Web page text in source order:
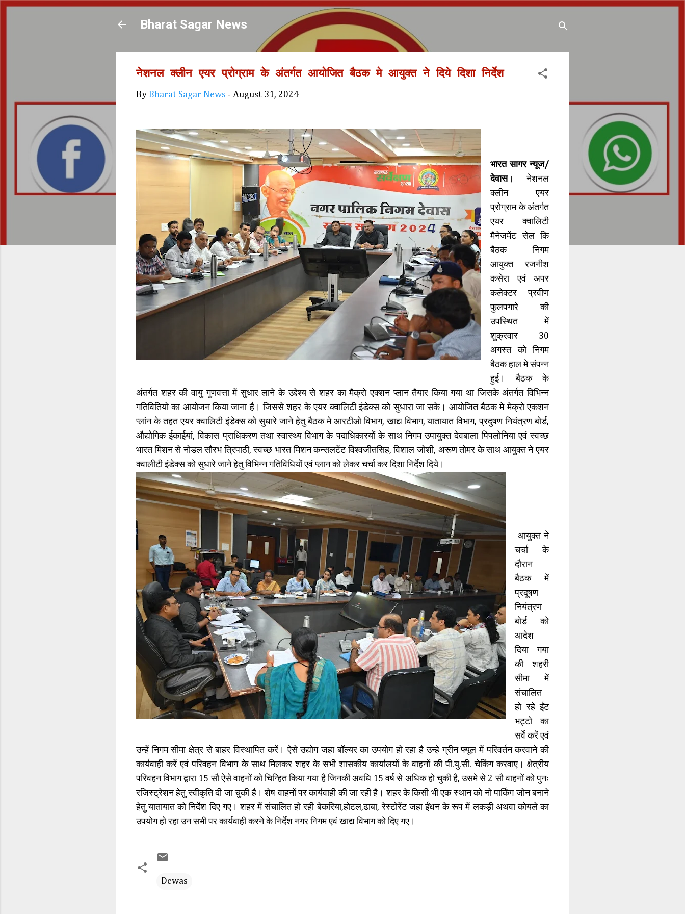
Skip to main content
Bharat Sagar News
नेशनल क्लीन एयर प्रोग्राम के अंतर्गत आयोजित बैठक मे आयुक्त ने दिये दिशा निर्देश
By Bharat Sagar News - August 31, 2024
भारत सागर न्यूज/
देवास। नेशनल
क्लीन एयर
प्रोग्राम के अंतर्गत
एयर क्वालिटी
मैनेजमेंट सेल कि
बैठक निगम
आयुक्त रजनीश
कसेरा एवं अपर
कलेक्टर प्रवीण
फुलपगारे की
उपस्थित में
शुक्रवार 30
अगस्त को निगम
बैठक हाल मे संपन्न
हुई। बैठक के
अंतर्गत शहर की वायु गुणवत्ता में सुधार लाने के उद्देश्य से शहर का मैक्रो एक्शन प्लान तैयार किया गया था जिसके अंतर्गत विभिन्न
गतिवितियो का आयोजन किया जाना है। जिससे शहर के एयर क्वालिटी इंडेक्स को सुधारा जा सके। आयोजित बैठक मे मेक्रो एकशन
प्लांन के तहत एयर क्वालिटी इंडेक्स को सुधारे जाने हेतु बैठक मे आरटीओ विभाग, खाद्य विभाग, यातायात विभाग, प्रदुषण नियंत्रण बोर्ड,
औद्योगिक ईकाईयां, विकास प्राधिकरण तथा स्वास्थ्य विभाग के पदाधिकारयों के साथ निगम उपायुक्त देवबाला पिपलोनिया एवं स्वच्छ
भारत मिशन से नोडल सौरभ त्रिपाठी, स्वच्छ भारत मिशन कन्सलटेंट विश्वजीतसिह, विशाल जोशी, अरूण तोमर के साथ आयुक्त ने एयर
क्वालीटी इंडेक्स को सुधारे जाने हेतु विभिन्न गतिविधियों एवं प्लान को लेकर चर्चा कर दिशा निर्देश दिये।
आयुक्त ने
चर्चा के
दौरान
बैठक में
प्रदूषण
नियंत्रण
बोर्ड को
आदेश
दिया गया
की शहरी
सीमा में
संचालित
हो रहे ईंट
भट्टो का
सर्वे करें एवं
उन्हें निगम सीमा क्षेत्र से बाहर विस्थापित करें। ऐसे उद्योग जहा बॉल्यर का उपयोग हो रहा है उन्हे ग्रीन फ्यूल में परिवर्तन करवाने की
कार्यवाही करें एवं परिवहन विभाग के साथ मिलकर शहर के सभी शासकीय कार्यालयों के वाहनों की पी.यु.सी. चेकिंग करवाए। क्षेत्रीय
परिवहन विभाग द्वारा 15 सौ ऐसे वाहनों को चिन्हित किया गया है जिनकी अवधि 15 वर्ष से अधिक हो चुकी है, उसमे से 2 सौ वाहनों को पुनः
रजिस्ट्रेशन हेतु स्वीकृति दी जा चुकी है। शेष वाहनों पर कार्यवाही की जा रही है। शहर के किसी भी एक स्थान को नो पार्किंग जोन बनाने
हेतु यातायात को निर्देश दिए गए। शहर में संचालित हो रही बेकरिया,होटल,ढाबा, रेस्टोरेंट जहा ईंधन के रूप में लकड़ी अथवा कोयले का
उपयोग हो रहा उन सभी पर कार्यवाही करने के निर्देश नगर निगम एवं खाद्य विभाग को दिए गए।
Dewas